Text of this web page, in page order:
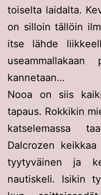
toiselta laidalta.
on silloin tällöin
itse lähde
kannetaan…
Nooa on siis
tapaus. Rokkikin
katselemassa
Dalcrozen
tyytyväinen ja
nautiskeli. Isikin